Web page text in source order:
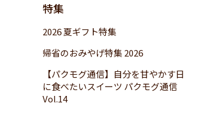
特集
2026 夏ギフト特集
帰省のおみやげ特集 2026
【パクモグ通信】自分を甘やかす日
に食べたいスイーツ パクモグ通信
Vol.14